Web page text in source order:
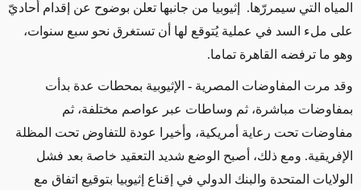
المياه التي سيمررّها. إثيوبيا من جانبها تعلن بوضوح عن إقدام أحاديّ
على ملء السد في عملية يُتوقع لها أن تستغرق نحو سبع سنوات،
وهو ما ترفضه القاهرة تماما.
وقد مرت المفاوضات المصرية - الإثيوبية بمحطات عدة بدأت
بمفاوضات مباشرة، ثم وساطات عبر عواصم مختلفة، ثم
مفاوضات تحت رعاية أمريكية، وأخيرا عودة للتفاوض تحت المظلة
الإفريقية. ومع ذلك، أصبح الوضع شديد التعقيد خاصة بعد فشل
الولايات المتحدة والبنك الدولي في إقناع إثيوبيا بتوقيع اتفاق مع